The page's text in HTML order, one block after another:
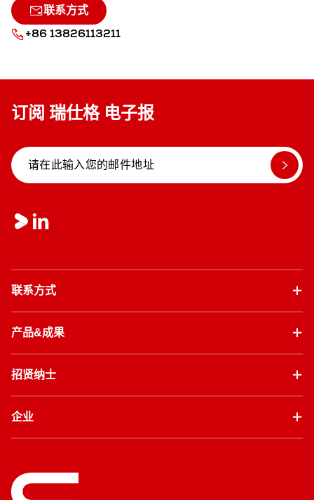
联系方式
+86 13826113211
订阅 瑞仕格 电子报
联系方式
产品&成果
招贤纳士
企业